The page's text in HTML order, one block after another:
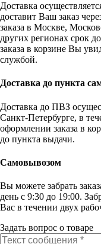
Доставка
доставит Ваш заказ
заказа в Москве,
других регионах срок
заказа в корзине Вы
службой.
Доставка до пункта
Доставка до ПВЗ
Санкт-Петербурге, в
оформлении заказа в
до пункта выдачи.
Самовывозом
Вы можете забрать
день с 9:30 до 19:00.
Вас в течении двух
Задать вопрос о товаре